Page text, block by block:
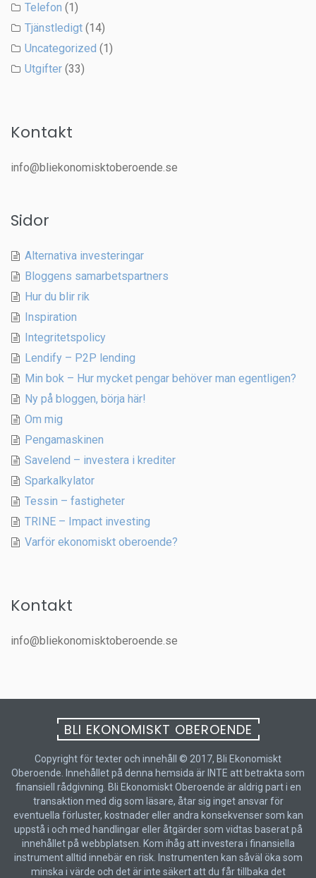
Telefon (1)
Tjänstledigt (14)
Uncategorized (1)
Utgifter (33)
Kontakt
info@bliekonomisktoberoende.se
Sidor
Alternativa investeringar
Bloggens samarbetspartners
Hur du blir rik
Inspiration
Integritetspolicy
Lendify – P2P lending
Min bok – Hur mycket pengar behöver man egentligen?
Ny på bloggen, börja här!
Om mig
Pengamaskinen
Savelend – investera i krediter
Sparkalkylator
Tessin – fastigheter
TRINE – Impact investing
Varför ekonomiskt oberoende?
Kontakt
info@bliekonomisktoberoende.se
BLI EKONOMISKT OBEROENDE
Copyright för texter och innehåll © 2017, Bli Ekonomiskt
Oberoende. Innehållet på denna hemsida är INTE att betrakta som
finansiell rådgivning. Bli Ekonomiskt Oberoende är aldrig part i en
transaktion med dig som läsare, åtar sig inget ansvar för
eventuella förluster, kostnader eller andra konsekvenser som kan
uppstå i och med handlingar eller åtgärder som vidtas baserat på
innehållet på webbplatsen. Kom ihåg att investera i finansiella
instrument alltid innebär en risk. Instrumenten kan såväl öka som
minska i värde och det är inte säkert att du får tillbaka det